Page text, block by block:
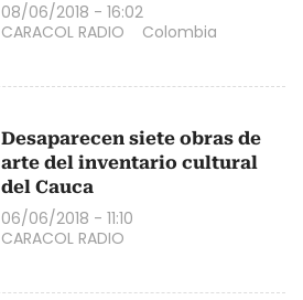
08/06/2018 - 16:02
CARACOL RADIO
Colombia
Desaparecen siete obras de
arte del inventario cultural
del Cauca
06/06/2018 - 11:10
CARACOL RADIO